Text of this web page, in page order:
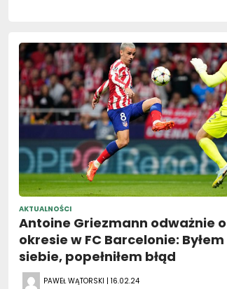
AKTUALNOŚCI
Antoine Griezmann odważnie
okresie w FC Barcelonie: Byłem
siebie, popełniłem błąd
PAWEŁ WĄTORSKI | 16.02.24